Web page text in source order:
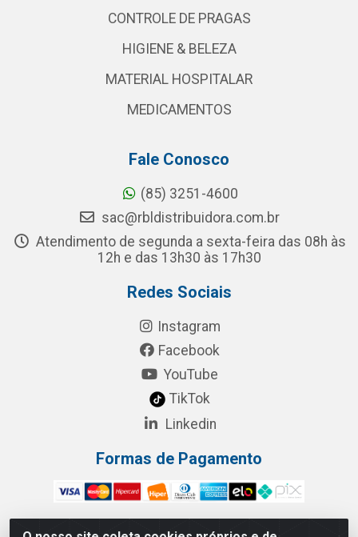
CONTROLE DE PRAGAS
HIGIENE & BELEZA
MATERIAL HOSPITALAR
MEDICAMENTOS
Fale Conosco
(85) 3251-4600
sac@rbldistribuidora.com.br
Atendimento de segunda a sexta-feira das 08h às
12h e das 13h30 às 17h30
Redes Sociais
Instagram
Facebook
YouTube
TikTok
Linkedin
Formas de Pagamento